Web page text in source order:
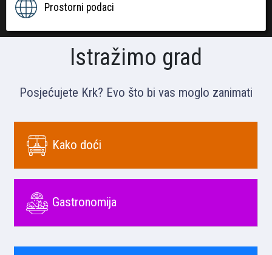
Prostorni podaci
Istražimo grad
Posjećujete Krk? Evo što bi vas moglo zanimati
Kako doći
Gastronomija